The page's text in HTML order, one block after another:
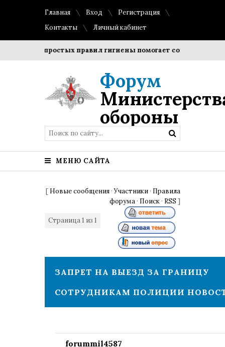
Главная Вход
Регистрация
Контакты
Личный кабинет
простых правил гигиены помогает сохранить
Форум
обороны
МЕНЮ САЙТА
[ Новые сообщения ·Участники · Правила
форума · Поиск · RSS ]
Страница1 из 1
ЗАПРЕТ НА ВЫЕЗД ЗА ГРАНИЦУ
СОТРУДНИКАМ ПОЛИЦИИ
forummil4587